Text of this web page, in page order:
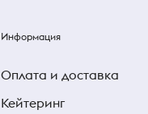
Информация
Оплата и доставка
Кейтеринг